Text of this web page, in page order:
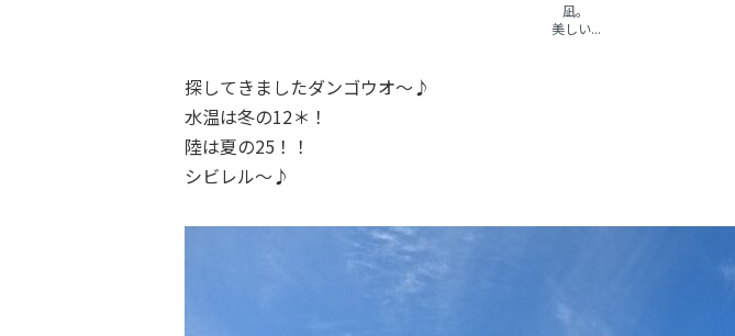
凪。
美しい...
探してきましたダンゴウオ～♪
水温は冬の12＊！
陸は夏の25！！
シビレル～♪